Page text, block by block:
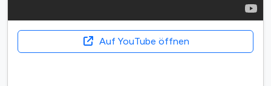
Auf YouTube öffnen